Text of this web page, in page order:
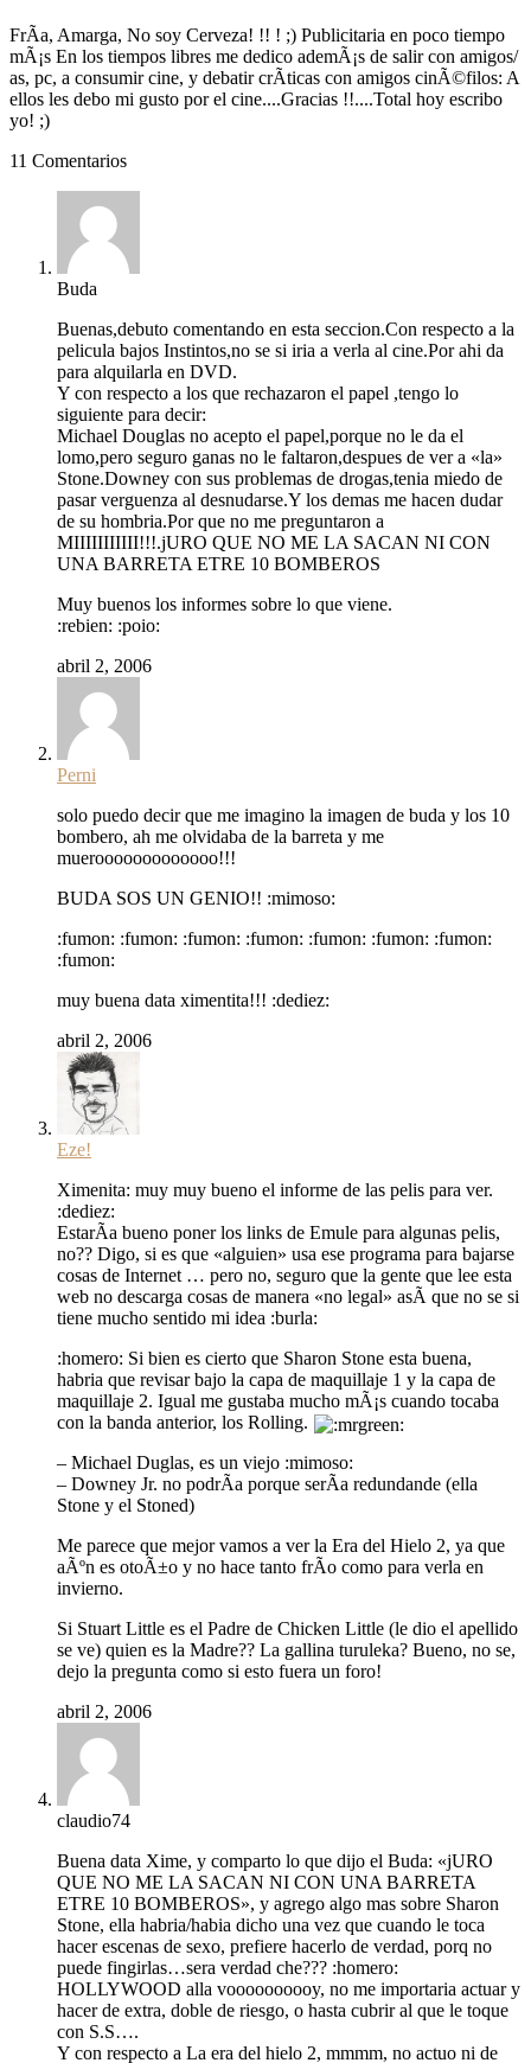
FrÃ­a, Amarga, No soy Cerveza! !! ! ;) Publicitaria en poco tiempo
mÃ¡s En los tiempos libres me dedico ademÃ¡s de salir con amigos/
as, pc, a consumir cine, y debatir crÃ­ticas con amigos cinÃ©filos: A
ellos les debo mi gusto por el cine....Gracias !!....Total hoy escribo
yo! ;)
11 Comentarios
Buda
Buenas,debuto comentando en esta seccion.Con respecto a la
pelicula bajos Instintos,no se si iria a verla al cine.Por ahi da
para alquilarla en DVD.
Y con respecto a los que rechazaron el papel ,tengo lo
siguiente para decir:
Michael Douglas no acepto el papel,porque no le da el
lomo,pero seguro ganas no le faltaron,despues de ver a «la»
Stone.Downey con sus problemas de drogas,tenia miedo de
pasar verguenza al desnudarse.Y los demas me hacen dudar
de su hombria.Por que no me preguntaron a
MIIIIIIIIIII!!!.jURO QUE NO ME LA SACAN NI CON
UNA BARRETA ETRE 10 BOMBEROS
Muy buenos los informes sobre lo que viene.
:rebien: :poio:
abril 2, 2006
Perni
solo puedo decir que me imagino la imagen de buda y los 10
bombero, ah me olvidaba de la barreta y me
muerooooooooooooo!!!
BUDA SOS UN GENIO!! :mimoso:
:fumon: :fumon: :fumon: :fumon: :fumon: :fumon: :fumon:
:fumon:
muy buena data ximentita!!! :dediez:
abril 2, 2006
Eze!
Ximenita: muy muy bueno el informe de las pelis para ver.
:dediez:
EstarÃ­a bueno poner los links de Emule para algunas pelis,
no?? Digo, si es que «alguien» usa ese programa para bajarse
cosas de Internet … pero no, seguro que la gente que lee esta
web no descarga cosas de manera «no legal» asÃ­ que no se si
tiene mucho sentido mi idea :burla:
:homero: Si bien es cierto que Sharon Stone esta buena,
habria que revisar bajo la capa de maquillaje 1 y la capa de
maquillaje 2. Igual me gustaba mucho mÃ¡s cuando tocaba
con la banda anterior, los Rolling.
– Michael Duglas, es un viejo :mimoso:
– Downey Jr. no podrÃ­a porque serÃ­a redundande (ella
Stone y el Stoned)
Me parece que mejor vamos a ver la Era del Hielo 2, ya que
aÃºn es otoÃ±o y no hace tanto frÃ­o como para verla en
invierno.
Si Stuart Little es el Padre de Chicken Little (le dio el apellido
se ve) quien es la Madre?? La gallina turuleka? Bueno, no se,
dejo la pregunta como si esto fuera un foro!
abril 2, 2006
claudio74
Buena data Xime, y comparto lo que dijo el Buda: «jURO
QUE NO ME LA SACAN NI CON UNA BARRETA
ETRE 10 BOMBEROS», y agrego algo mas sobre Sharon
Stone, ella habria/habia dicho una vez que cuando le toca
hacer escenas de sexo, prefiere hacerlo de verdad, porq no
puede fingirlas…sera verdad che??? :homero:
HOLLYWOOD alla voooooooooy, no me importaria actuar y
hacer de extra, doble de riesgo, o hasta cubrir al que le toque
con S.S….
Y con respecto a La era del hielo 2, mmmm, no actuo ni de